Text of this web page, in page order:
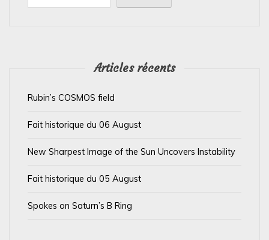
Articles récents
Rubin’s COSMOS field
Fait historique du 06 August
New Sharpest Image of the Sun Uncovers Instability
Fait historique du 05 August
Spokes on Saturn’s B Ring